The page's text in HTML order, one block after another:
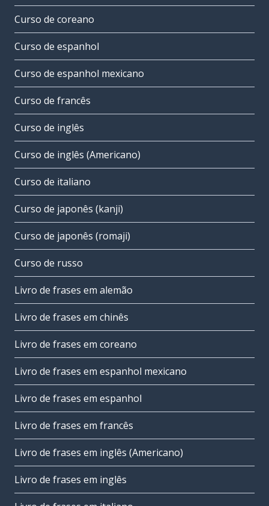
Curso de coreano
Curso de espanhol
Curso de espanhol mexicano
Curso de francês
Curso de inglês
Curso de inglês (Americano)
Curso de italiano
Curso de japonês (kanji)
Curso de japonês (romaji)
Curso de russo
Livro de frases em alemão
Livro de frases em chinês
Livro de frases em coreano
Livro de frases em espanhol mexicano
Livro de frases em espanhol
Livro de frases em francês
Livro de frases em inglês (Americano)
Livro de frases em inglês